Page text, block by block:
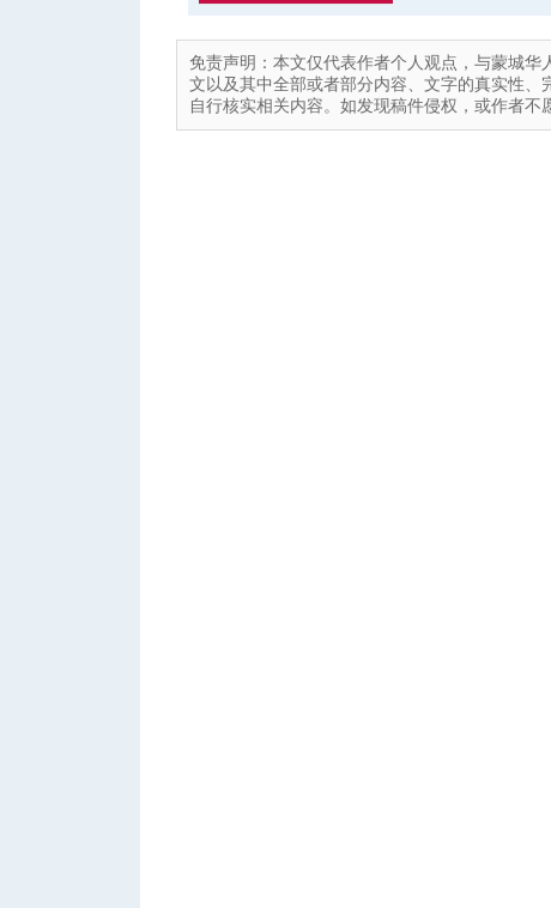
免责声明：本文仅代表作者个人观点，与蒙城
文以及其中全部或者部分内容、文字的真实性
自行核实相关内容。如发现稿件侵权，或作者不